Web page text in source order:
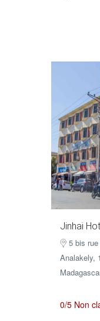
Jinhai
5 bis
Analakely,
0/5 Non